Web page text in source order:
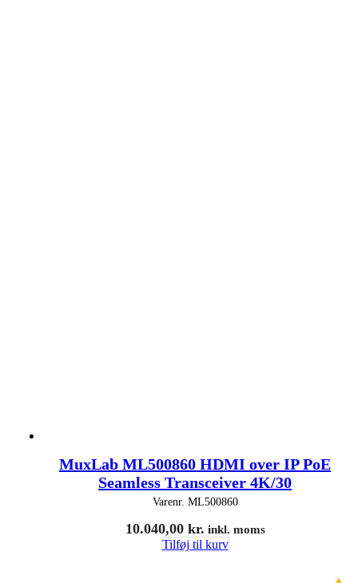
MuxLab ML500860 HDMI over IP PoE
Seamless Transceiver 4K/30
Varenr. ML500860
10.040,00 kr. inkl. moms
Tilføj til kurv